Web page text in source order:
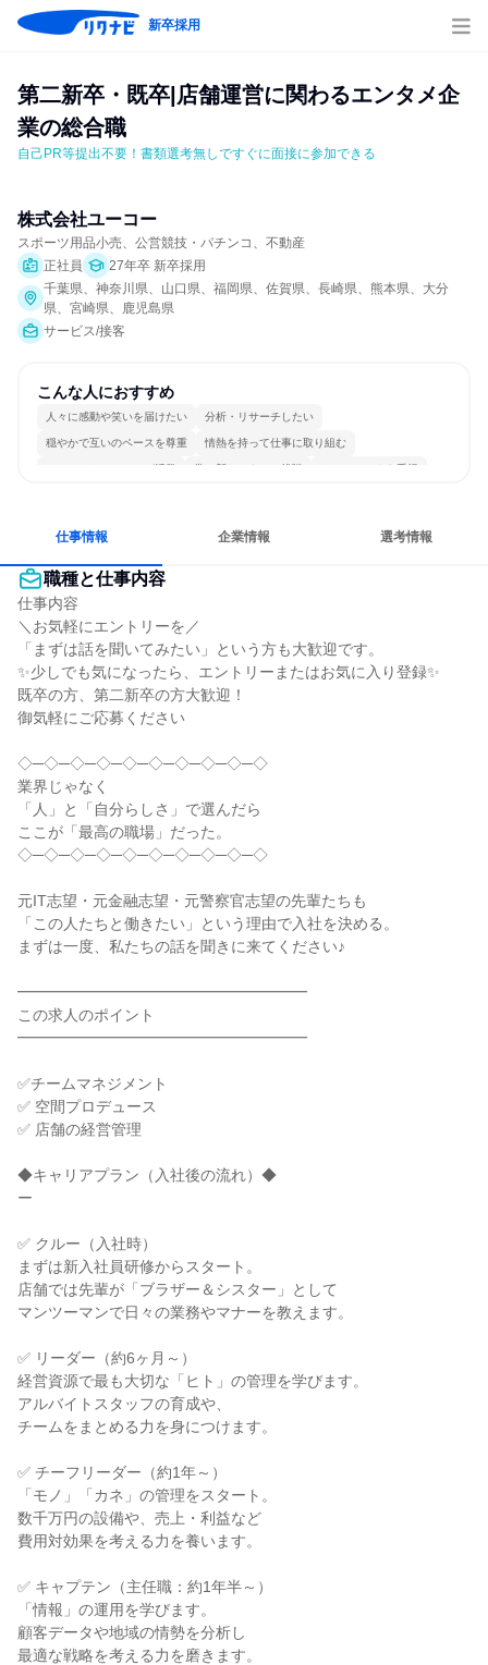
新卒採用
第二新卒・既卒|店舗運営に関わるエンタメ企
業の総合職
自己PR等提出不要！書類選考無しですぐに面接に参加できる
株式会社ユーコー
スポーツ用品小売、公営競技・パチンコ、不動産
正社員
27年卒 新卒採用
千葉県、神奈川県、山口県、福岡県、佐賀県、長崎県、熊本県、大分
県、宮崎県、鹿児島県
サービス/接客
こんな人におすすめ
人々に感動や笑いを届けたい 分析・リサーチしたい
穏やかで互いのペースを尊重 情熱を持って仕事に取り組む
コミュニケーションが活発 常に新しいものに挑戦 チームワークを重視
仕事情報 企業情報 選考情報
職種と仕事内容
仕事内容
＼お気軽にエントリーを／
「まずは話を聞いてみたい」という方も大歓迎です。
✨少しでも気になったら、エントリーまたはお気に入り登録✨
既卒の方、第二新卒の方大歓迎！
御気軽にご応募ください
◇─◇─◇─◇─◇─◇─◇─◇─◇─◇
業界じゃなく
「人」と「自分らしさ」で選んだら
ここが「最高の職場」だった。
◇─◇─◇─◇─◇─◇─◇─◇─◇─◇
元IT志望・元金融志望・元警察官志望の先輩たちも
「この人たちと働きたい」という理由で入社を決める。
まずは一度、私たちの話を聞きに来てください♪
━━━━━━━━━━━━━━━━━━━
この求人のポイント
━━━━━━━━━━━━━━━━━━━
✅チームマネジメント
✅ 空間プロデュース
✅ 店舗の経営管理
◆キャリアプラン（入社後の流れ）◆
ー
✅ クルー（入社時）
まずは新入社員研修からスタート。
店舗では先輩が「ブラザー＆シスター」として
マンツーマンで日々の業務やマナーを教えます。
✅ リーダー（約6ヶ月～）
経営資源で最も大切な「ヒト」の管理を学びます。
アルバイトスタッフの育成や、
チームをまとめる力を身につけます。
✅ チーフリーダー（約1年～）
「モノ」「カネ」の管理をスタート。
数千万円の設備や、売上・利益など
費用対効果を考える力を養います。
✅ キャプテン（主任職：約1年半～）
「情報」の運用を学びます。
顧客データや地域の情勢を分析し
最適な戦略を考える力を磨きます。